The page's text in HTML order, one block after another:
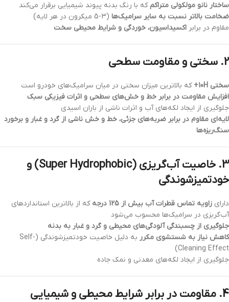
ساختار نانو مولکولی متراکم که با رنگ بدنه پیوند شیمیایی برقرار می‌کند
ضخامت بالاتر نسبت به سایر سرامیک‌ها (3-5 میکرون در هر لایه)
مقاوم در برابر اکسیداسیون، خوردگی و شرایط محیطی سخت
2. سختی و مقاومت سطحی
سختی 10H+
که بالاترین میزان سختی در میان سرامیک‌های خودرو است
افزایش مقاومت در برابر خط و خش‌های سطحی و اثرات فیزیکی سبک
جلوگیری از ایجاد لکه‌های آب و اثرات ناشی از باران اسیدی
لایه‌ای مقاوم در برابر ضربه‌های جزئی، خط و خش ناشی از گرد و غبار و برخورد
سنگ‌ریزه‌ها
3. خاصیت آب‌گریزی (Super Hydrophobic) و
خودتمیزشوندگی
دارای زاویه تماس قطرات آب بیش از 125 درجه
که از بالاترین استانداردهای
آب‌گریزی در سرامیک‌ها محسوب می‌شود
جلوگیری از چسبندگی آلودگی‌های محیطی و گرد و غبار به بدنه
کاهش نیاز به شستشوی مکرر
به دلیل خاصیت خودتمیزشوندگی (Self-
Cleaning Effect)
جلوگیری از ایجاد لکه‌های معدنی و نمک جاده
4. مقاومت در برابر شرایط محیطی و شیمیایی